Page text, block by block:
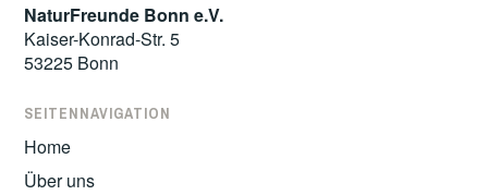
NaturFreunde Bonn e.V.
Kaiser-Konrad-Str. 5
53225 Bonn
SEITENNAVIGATION
Home
Über uns